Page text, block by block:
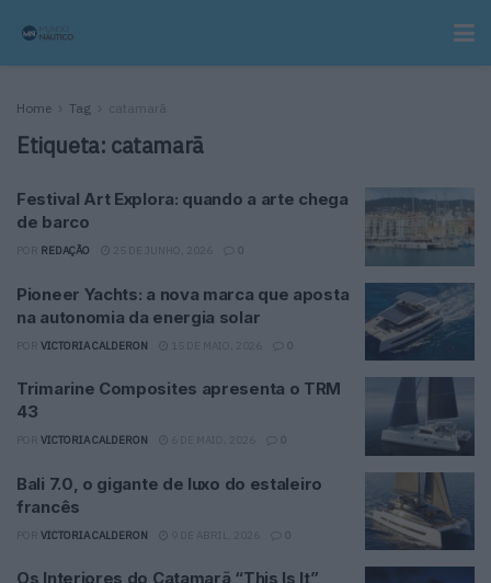
Home Tag catamarã
Etiqueta: catamarã
Festival Art Explora: quando a arte chega
de barco
REDAÇÃO 0
Pioneer Yachts: a nova marca que aposta
na autonomia da energia solar
VICTORIA CALDERON 0
Trimarine Composites apresenta o TRM
43
VICTORIA CALDERON 0
Bali 7.0, o gigante de luxo do estaleiro
francês
VICTORIA CALDERON 0
Os Interiores do Catamarã “This Is It”